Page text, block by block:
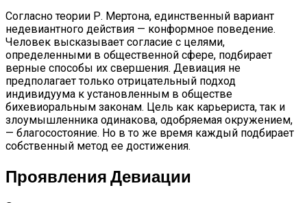
Согласно теории Р. Мертона, единственный вариант
недевиантного действия — конформное поведение.
Человек высказывает согласие с целями,
определенными в общественной сфере, подбирает
верные способы их свершения. Девиация не
предполагает только отрицательный подход
индивидуума к установленным в обществе
бихевиоральным законам. Цель как карьериста, так и
злоумышленника одинакова, одобряемая окружением,
— благосостояние. Но в то же время каждый подбирает
собственный метод ее достижения.
Проявления Девиации